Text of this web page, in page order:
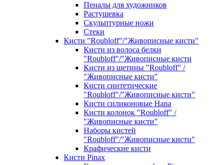
Пеналы для художников
Растушевка
Скульптурные ножи
Стеки
Кисти "Roubloff"/"Живописные кисти"
Кисти из волоса белки
"Roubloff"/"Живописные кисти
Кисти из щетины "Roubloff" /
"Живописные кисти"
Кисти синтетические
"Roubloff"/"Живописные кисти"
Кисти силиконовые Hana
Кисти колонок "Roubloff" /
"Живописные кисти"
Наборы кистей
"Roubloff"/"Живописные кисти"
Крафические кисти
Кисти Pinax